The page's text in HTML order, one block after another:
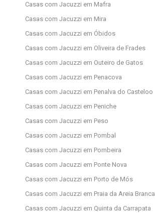
Casas com Jacuzzi em Mafra
Casas com Jacuzzi em Mira
Casas com Jacuzzi em Óbidos
Casas com Jacuzzi em Oliveira de Frades
Casas com Jacuzzi em Outeiro de Gatos
Casas com Jacuzzi em Penacova
Casas com Jacuzzi em Penalva do Casteloo
Casas com Jacuzzi em Peniche
Casas com Jacuzzi em Peso
Casas com Jacuzzi em Pombal
Casas com Jacuzzi em Pombeira
Casas com Jacuzzi em Ponte Nova
Casas com Jacuzzi em Porto de Mós
Casas com Jacuzzi em Praia da Areia Branca
Casas com Jacuzzi em Quinta da Carrapata